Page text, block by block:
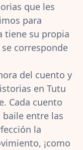
que les
para
tiene su propia
corresponde
del cuento y
en Tutu
Cada cuento
entre las
la
¡como